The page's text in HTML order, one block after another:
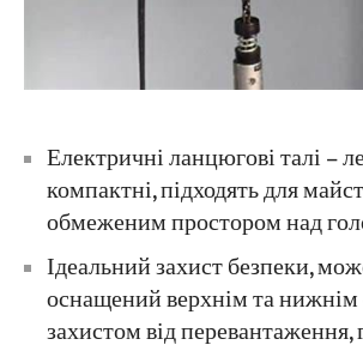
Електричні ланцюгові талі –
компактні, підходять для
обмеженим простором над
Ідеальний захист безпеки,
оснащений верхнім та
захистом від перевантаження,